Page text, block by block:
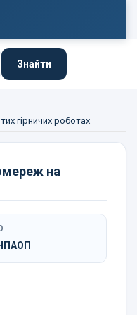
Знайти
гірничих роботах
на